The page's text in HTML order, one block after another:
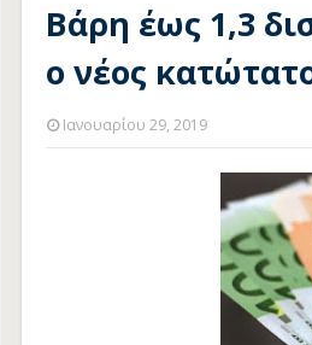
Βάρη έως 1,3
ο νέος
Ιανουαρίου 29, 2019